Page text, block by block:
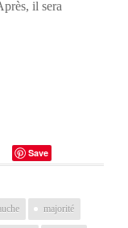
il sera
Save
majorité